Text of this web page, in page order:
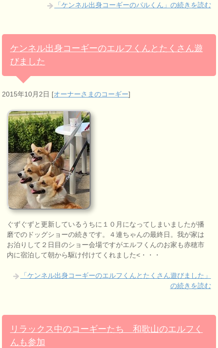
「ケンネル出身コーギーのパルくん」の続きを読む
ケンネル出身コーギーのエルフくんとたくさん遊
びました
2015年10月2日 [オーナーさまのコーギー]
ぐずぐずと更新しているうちに１０月になってしまいましたが播
磨でのドッグショーの続きです。４連ちゃんの最終日。我が家は
お泊りして２日目のショー会場ですがエルフくんのお家も赤穂市
内に宿泊して朝から駆け付けてくれました<・・・
「ケンネル出身コーギーのエルフくんとたくさん遊びました」
の続きを読む
リラックス中のコーギーたち 和歌山のエルフく
んも参加